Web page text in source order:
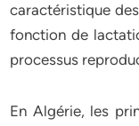
caractéristique
fonction de
processus
En Algérie, les